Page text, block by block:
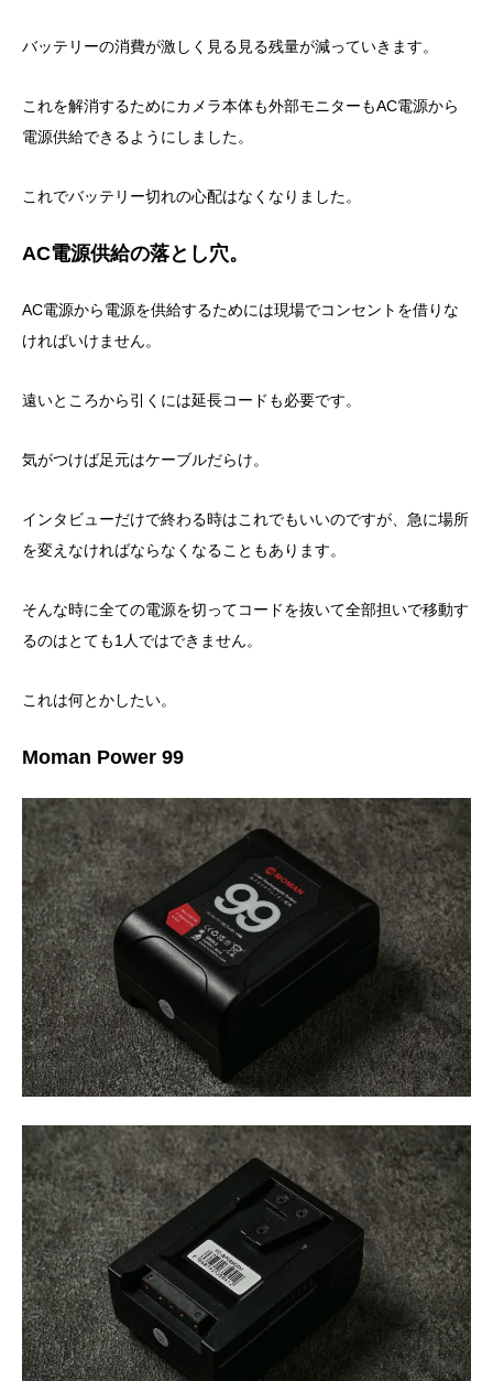
バッテリーの消費が激しく見る見る残量が減っていきます。
これを解消するためにカメラ本体も外部モニターもAC電源から
電源供給できるようにしました。
これでバッテリー切れの心配はなくなりました。
AC電源供給の落とし穴。
AC電源から電源を供給するためには現場でコンセントを借りな
ければいけません。
遠いところから引くには延長コードも必要です。
気がつけば足元はケーブルだらけ。
インタビューだけで終わる時はこれでもいいのですが、急に場所
を変えなければならなくなることもあります。
そんな時に全ての電源を切ってコードを抜いて全部担いで移動す
るのはとても1人ではできません。
これは何とかしたい。
Moman Power 99